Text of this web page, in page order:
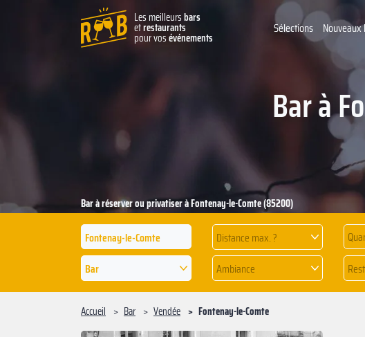
Les meilleursbars
etrestaurants
pour vosévénements
Sélections
Bar à
Distance max. ?
Bar
Ambiance
Bar à réserver ou privatiser à Fontenay-le-Comte (85200)
Accueil Bar Vendée Fontenay-le-Comte